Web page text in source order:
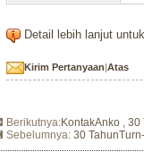
Detail lebih lanjut
Kirim Pertanyaan|Atas
Berikutnya:KontakAnko ,
Sebelumnya: 30